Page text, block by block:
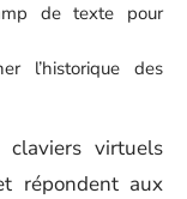
de texte pour
l’historique des
claviers virtuels
répondent aux